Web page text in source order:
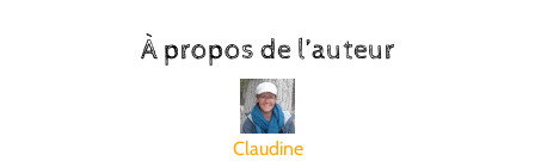
À propos de l’auteur
Claudine